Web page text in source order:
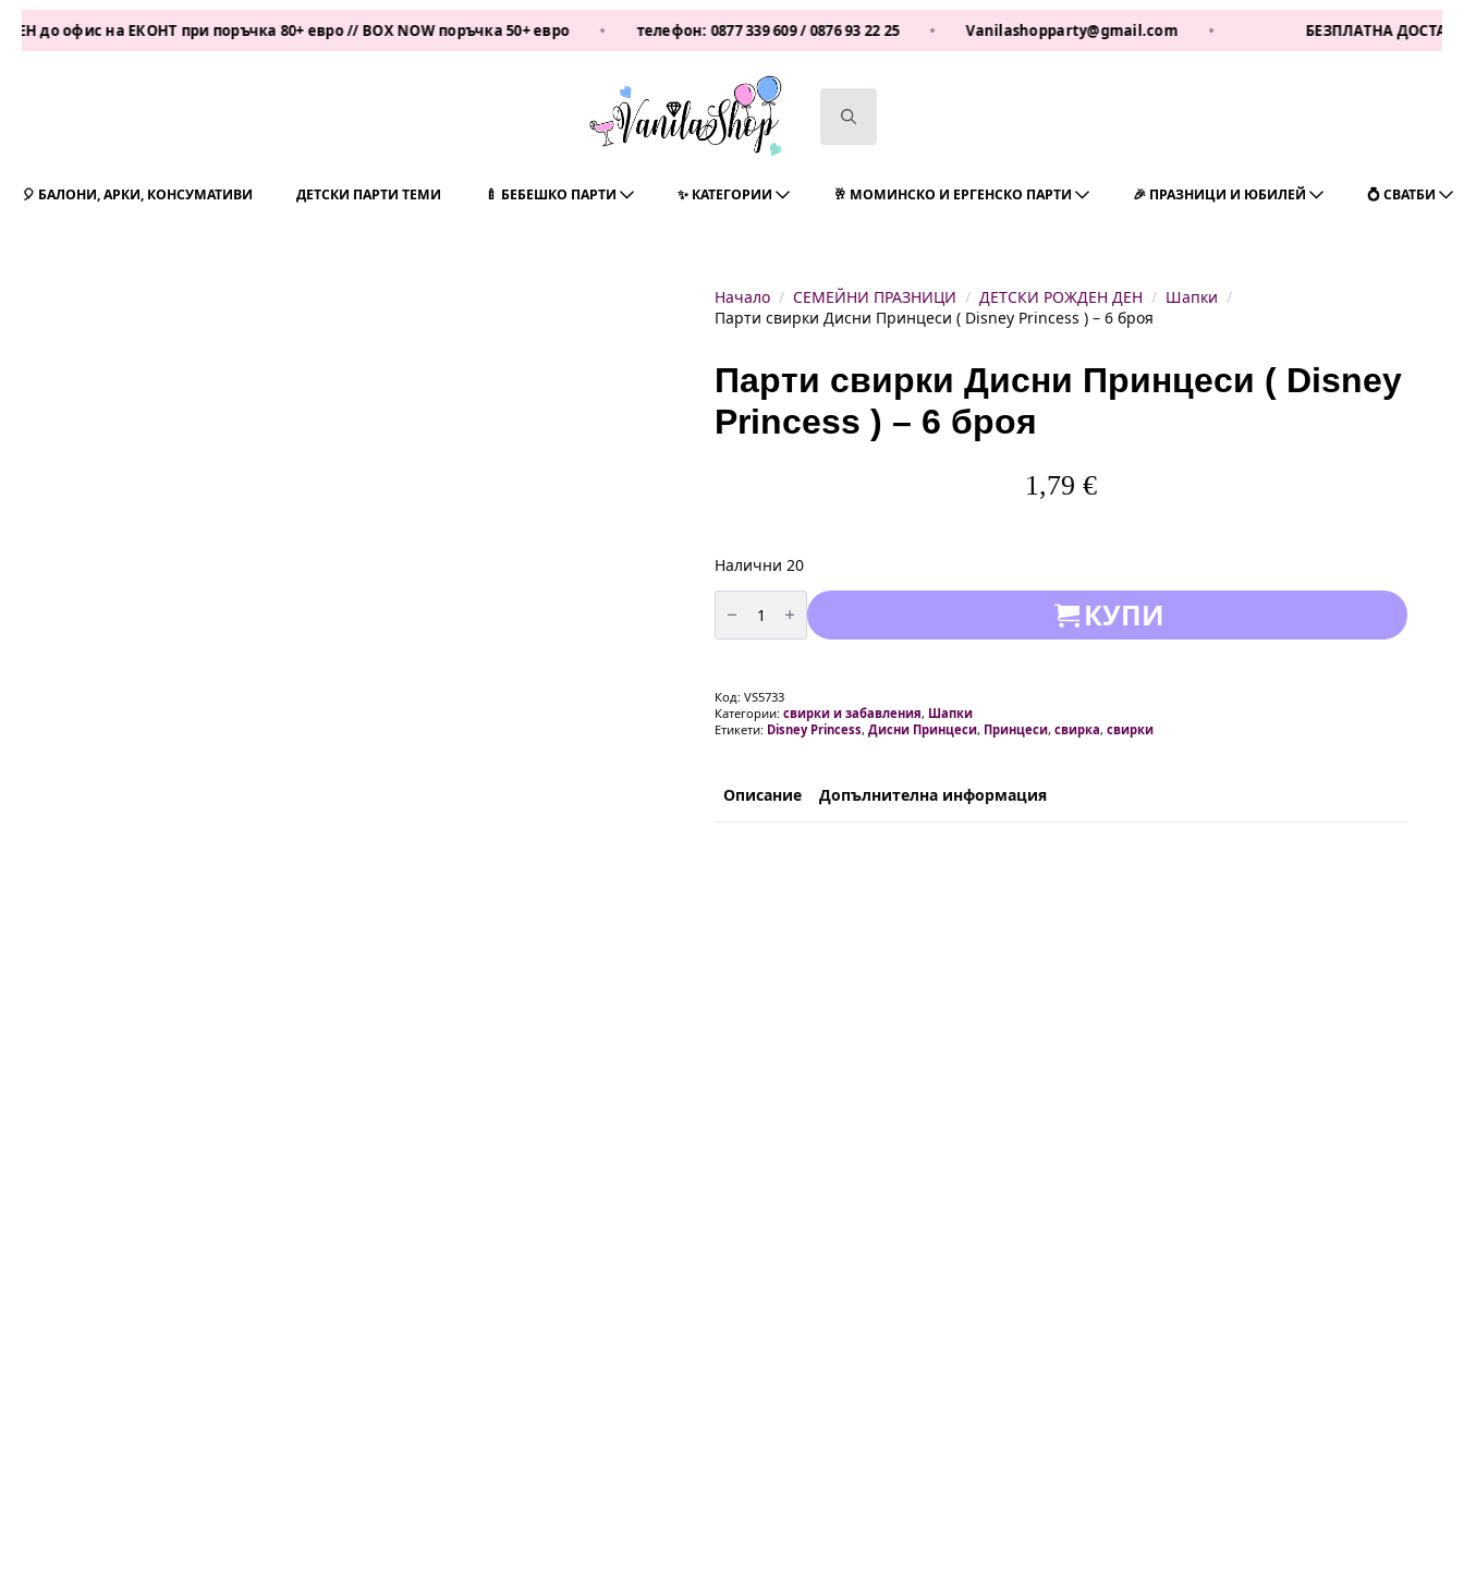
на ЕКОНТ при поръчка 80+ евро // BOX NOW поръчка 50+ евро • телефон:0877 339 609/0876 93 22 25 • Vanilashopparty@gmail.com • БЕЗПЛАТНА ДОСТАВКА ЗА 1
🎈 БАЛОНИ, АРКИ, КОНСУМАТИВИ ДЕТСКИ ПАРТИ ТЕМИ 🍼 БЕБЕШКО ПАРТИ ✨ КАТЕГОРИИ 🥂 МОМИНСКО И ЕРГЕНСКО ПАРТИ 🎉 ПРАЗНИЦИ И ЮБИЛЕЙ 💍 СВАТБИ
Начало СЕМЕЙНИ ПРАЗНИЦИ ДЕТСКИ РОЖДЕН ДЕН
Шапки
Парти свирки Дисни Принцеси ( Disney Princess ) – 6 броя
Парти свирки Дисни Принцеси ( Disney
Princess ) – 6 броя
1,79 €
Налични 20
количество
за
Парти
свирки
(
Disney
Princess
)
КУПИ
Код: VS5733
Категории: свирки и забавления, Шапки
Етикети: Disney Princess, Дисни Принцеси, Принцеси, свирка, свирки
Описание Допълнителна информация